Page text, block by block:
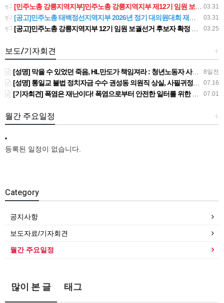
03.31
[민주노총 강릉지역지부]민주노총 강릉지역지부 제12기 임원 보궐선거결과 공고
03.31
[공고]민주노총 태백정선지역지부 2026년 정기 대의원대회 재소집 건
03.25
[공고]민주노총 강릉지역지부 12기 임원 보궐선거 후보자 확정 공고
+
보도/기자회견
8일전
[성명] 막을 수 있었던 죽음, HL만도가 책임져라 : 청년노동자 사망사고의 철저한 진상규명과 재발방지 대책 마련하라
07.16
[성명] 통일교 불법 정치자금 수수 권성동 의원직 상실, 사필귀정이다
07.01
[기자회견] 폭염은 재난이다! 폭염으로부터 안전한 일터를 위한 민주노총 강원지역본부 폭염감시단 선포 기자회견
+
월간 주요일정
등록된 일정이 없습니다.
Category
공지사항
보도자료/기자회견
월간 주요일정
많이 본 글 태그